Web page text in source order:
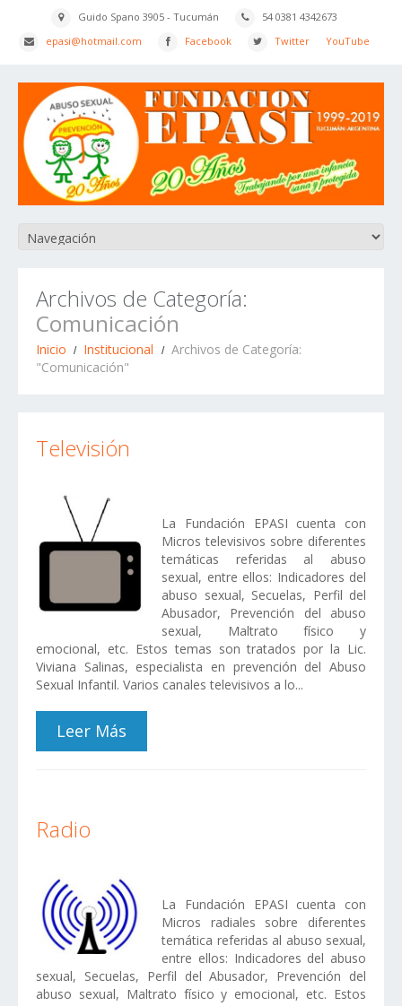
Guido Spano 3905 - Tucumán
54 0381 4342673
epasi@hotmail.com
Facebook Twitter YouTube
Archivos de Categoría:
Comunicación
Inicio Institucional
Archivos de Categoría:
"Comunicación"
Televisión
La Fundación EPASI cuenta con
Micros televisivos sobre diferentes
temáticas referidas al abuso
sexual, entre ellos: Indicadores del
abuso sexual, Secuelas, Perfil del
Abusador, Prevención del abuso
sexual, Maltrato físico y
emocional, etc. Estos temas son tratados por la Lic.
Viviana Salinas, especialista en prevención del Abuso
Sexual Infantil. Varios canales televisivos a lo...
Leer Más
Radio
La Fundación EPASI cuenta con
Micros radiales sobre diferentes
temática referidas al abuso sexual,
entre ellos: Indicadores del abuso
sexual, Secuelas, Perfil del Abusador, Prevención del
abuso sexual, Maltrato físico y emocional, etc. Estos